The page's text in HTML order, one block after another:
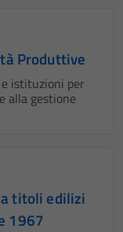
Produttive
istituzioni per
alla gestione
titoli edilizi
1967